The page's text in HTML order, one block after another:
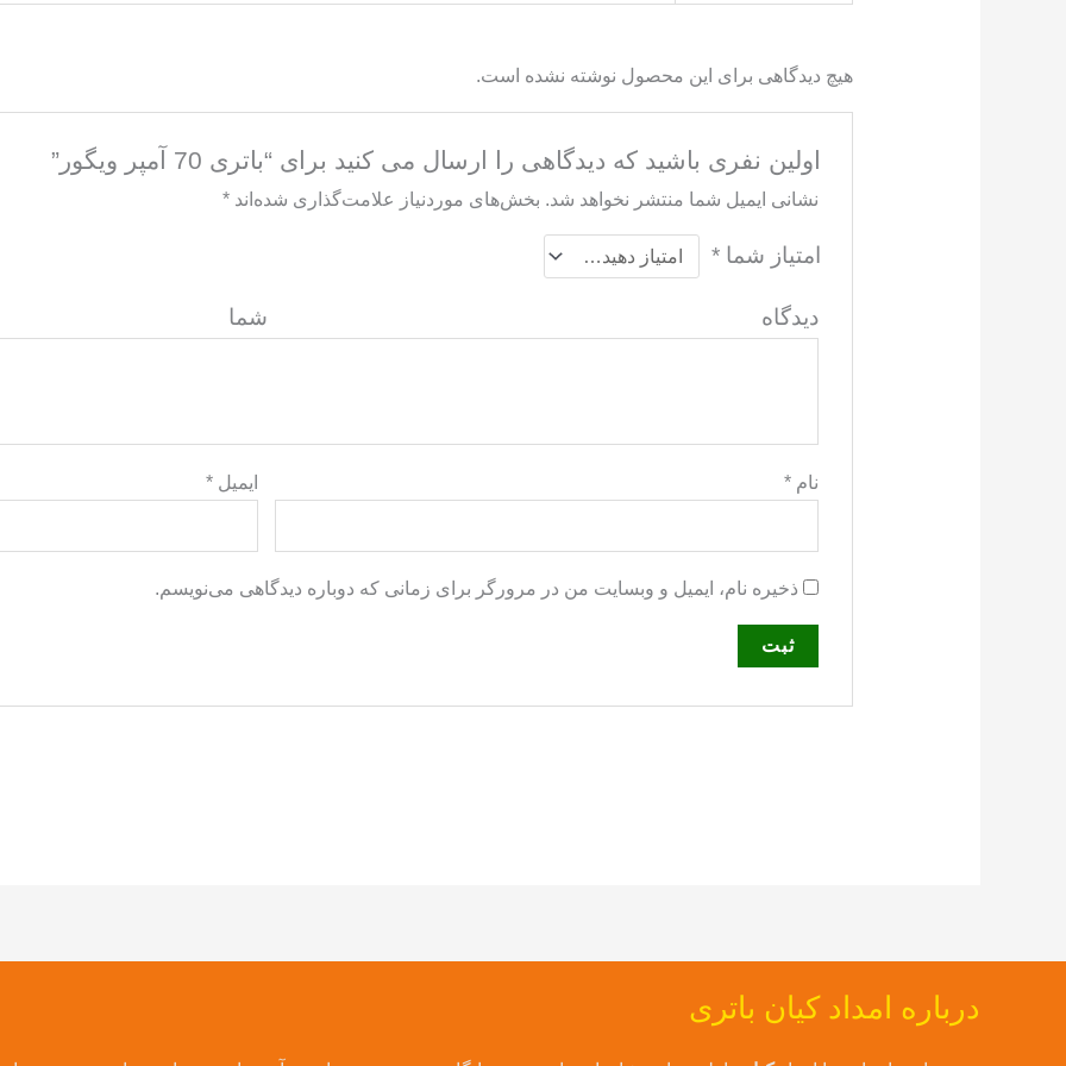
هیچ دیدگاهی برای این محصول نوشته نشده است.
اولین نفری باشید که دیدگاهی را ارسال می کنید برای “باتری 70 آمپر ویگور”
نشانی ایمیل شما منتشر نخواهد شد. بخش‌های موردنیاز علامت‌گذاری شده‌اند*
امتیاز شما*
دیدگاه
نام* ایمیل*
ذخیره نام، ایمیل و وبسایت من در مرورگر برای زمانی که دوباره دیدگاهی می‌نویسم.
درباره امداد کیان باتری